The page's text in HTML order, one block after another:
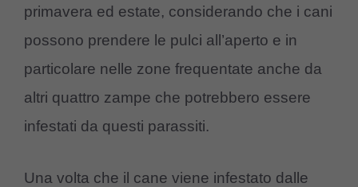
primavera ed estate, considerando che i cani
possono prendere le pulci all’aperto e in
particolare nelle zone frequentate anche da
altri quattro zampe che potrebbero essere
infestati da questi parassiti.
Una volta che il cane viene infestato dalle